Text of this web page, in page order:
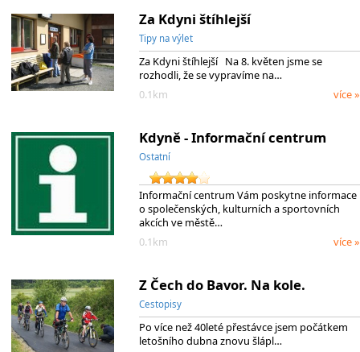
Za Kdyni štíhlejší
Tipy na výlet
Za Kdyni štíhlejší Na 8. květen jsme se
rozhodli, že se vypravíme na…
0.1km
více »
Kdyně - Informační centrum
Ostatní
Informační centrum Vám poskytne informace
o společenských, kulturních a sportovních
akcích ve městě…
0.1km
více »
Z Čech do Bavor. Na kole.
Cestopisy
Po více než 40leté přestávce jsem počátkem
letošního dubna znovu šlápl…